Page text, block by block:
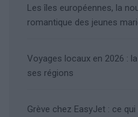
Les îles européennes, la
romantique des jeunes
Voyages locaux en 2026 :
ses régions
Grève chez EasyJet : ce